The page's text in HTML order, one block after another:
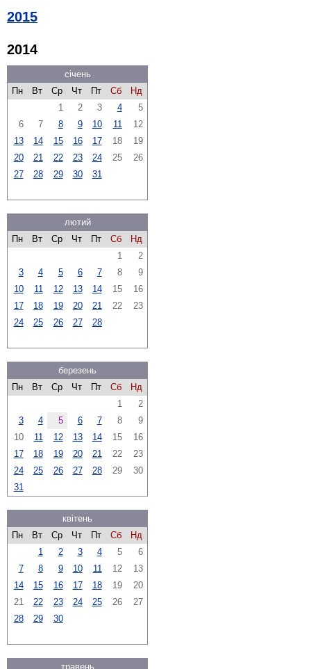
2015
2014
січень
Пн
Вт Ср Чт Пт Сб
Нд
1
2 3 4
5
6
7 8 9 10 11
12
13
14 15 16 17 18
19
20
21 22 23 24 25
26
27
28 29 30 31
лютий
Пн
Вт Ср Чт Пт Сб
Нд
1
2
3
4 5 6 7 8
9
10
11 12 13 14 15
16
17
18 19 20 21 22
23
24
25 26 27 28
березень
Пн
Вт Ср Чт Пт Сб
Нд
1
2
3
4 5 6 7 8
9
10
11 12 13 14 15
16
17
18 19 20 21 22
23
24
25 26 27 28 29
30
31
квітень
Пн
Вт Ср Чт Пт Сб
Нд
1
2 3 4 5
6
7
8 9 10 11 12
13
14
15 16 17 18 19
20
21
22 23 24 25 26
27
28
29 30
травень